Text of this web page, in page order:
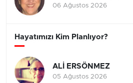
06 Ağustos 2026
Hayatımızı Kim Planlıyor?
ALİ ERSÖNMEZ
05 Ağustos 2026